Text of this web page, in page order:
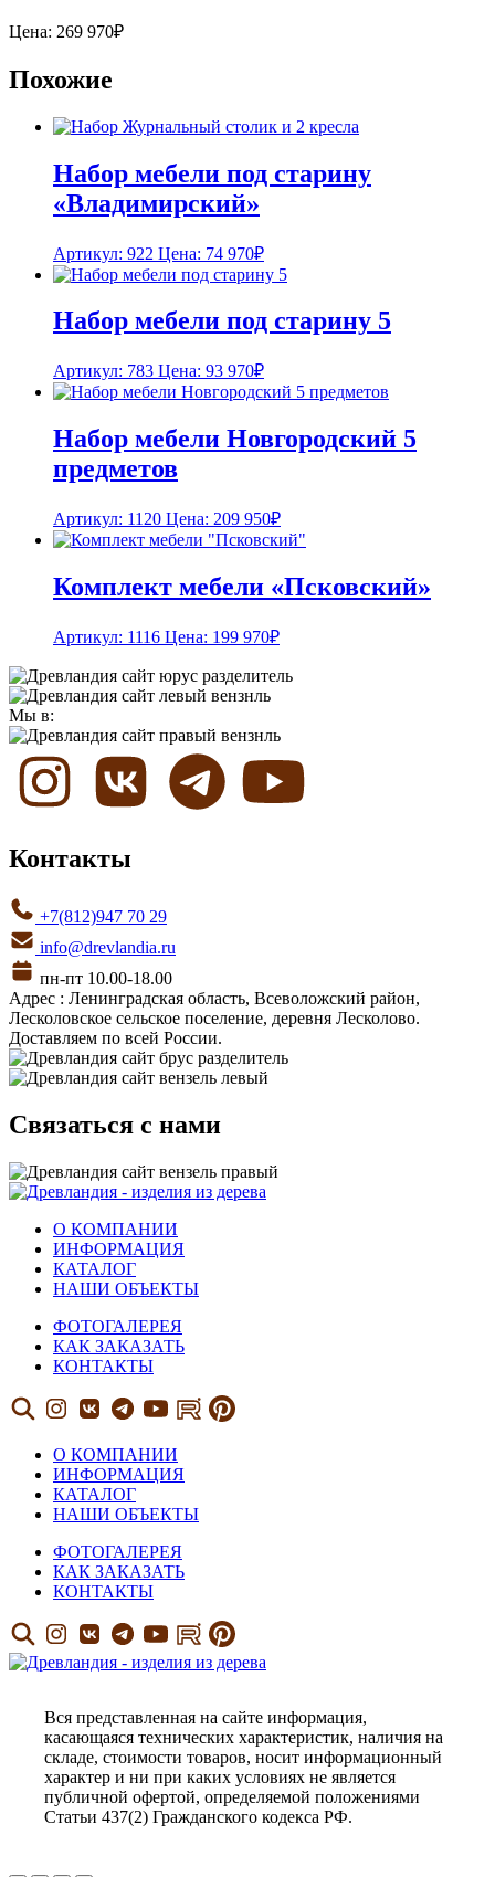
Цена: 269 970₽
Похожие
Набор мебели под старину
«Владимирский»
Артикул: 922 Цена: 74 970₽
Набор мебели под старину 5
Артикул: 783 Цена: 93 970₽
Набор мебели Новгородский 5
предметов
Артикул: 1120 Цена: 209 950₽
Комплект мебели «Псковский»
Артикул: 1116 Цена: 199 970₽
Мы в:
Контакты
+7(812)947 70 29
info@drevlandia.ru
пн-пт 10.00-18.00
Адрес : Ленинградская область, Всеволожский район,
Лесколовское сельское поселение, деревня Лесколово.
Доставляем по всей России.
Связаться с нами
О КОМПАНИИ
ИНФОРМАЦИЯ
КАТАЛОГ
НАШИ ОБЪЕКТЫ
ФОТОГАЛЕРЕЯ
КАК ЗАКАЗАТЬ
КОНТАКТЫ
О КОМПАНИИ
ИНФОРМАЦИЯ
КАТАЛОГ
НАШИ ОБЪЕКТЫ
ФОТОГАЛЕРЕЯ
КАК ЗАКАЗАТЬ
КОНТАКТЫ
Вся представленная на сайте информация,
касающаяся технических характеристик, наличия на
складе, стоимости товаров, носит информационный
характер и ни при каких условиях не является
публичной офертой, определяемой положениями
Статьи 437(2) Гражданского кодекса РФ.